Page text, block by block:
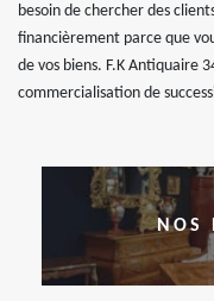
besoin de chercher des
financièrement parce que
de vos biens. F.K Antiquaire
commercialisation de
NOS